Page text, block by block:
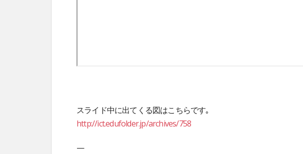
スライド中に出てくる図はこちらです｡
http://ict.edufolder.jp/archives/758
—